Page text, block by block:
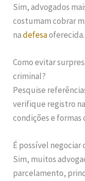
Sim, advogados
costumam cobrar
nadefesaoferecida.
Como evitar
criminal?
Pesquise
verifique registro
condições e formas
É possível negociar
Sim, muitos
parcelamento,